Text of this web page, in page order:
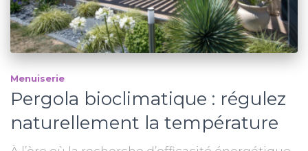
Menuiserie
Pergola bioclimatique : régulez
naturellement la température